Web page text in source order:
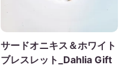
サードオニキス＆ホワイト
ブレスレット_Dahlia Gift